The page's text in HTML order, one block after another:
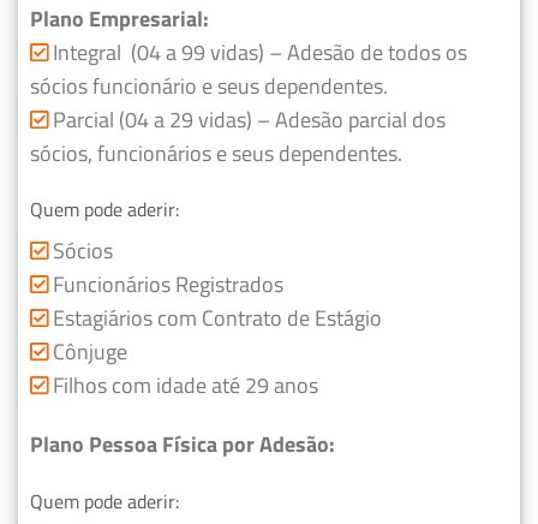
Plano Empresarial:
Integral (04 a 99 vidas) – Adesão de todos os
sócios funcionário e seus dependentes.
Parcial (04 a 29 vidas) – Adesão parcial dos
sócios, funcionários e seus dependentes.
Quem pode aderir:
Sócios
Funcionários Registrados
Estagiários com Contrato de Estágio
Cônjuge
Filhos com idade até 29 anos
Plano Pessoa Física por Adesão:
Quem pode aderir: